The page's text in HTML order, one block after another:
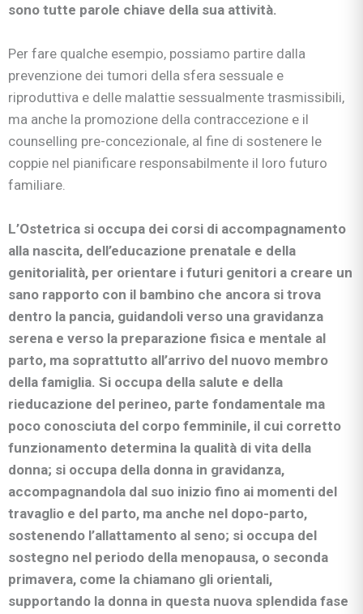
sono tutte parole chiave della sua attività.
Per fare qualche esempio, possiamo partire dalla
prevenzione dei tumori della sfera sessuale e
riproduttiva e delle malattie sessualmente trasmissibili,
ma anche la promozione della contraccezione e il
counselling pre-concezionale, al fine di sostenere le
coppie nel pianificare responsabilmente il loro futuro
familiare.
L’Ostetrica si occupa dei corsi di accompagnamento
alla nascita, dell’educazione prenatale e della
genitorialità, per orientare i futuri genitori a creare un
sano rapporto con il bambino che ancora si trova
dentro la pancia, guidandoli verso una gravidanza
serena e verso la preparazione fisica e mentale al
parto, ma soprattutto all’arrivo del nuovo membro
della famiglia. Si occupa della salute e della
rieducazione del perineo, parte fondamentale ma
poco conosciuta del corpo femminile, il cui corretto
funzionamento determina la qualità di vita della
donna; si occupa della donna in gravidanza,
accompagnandola dal suo inizio fino ai momenti del
travaglio e del parto, ma anche nel dopo-parto,
sostenendo l’allattamento al seno; si occupa del
sostegno nel periodo della menopausa, o seconda
primavera, come la chiamano gli orientali,
supportando la donna in questa nuova splendida fase